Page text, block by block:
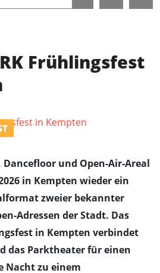
Frühlingsfest
und Open-Air-Areal
in Kempten wieder ein
zweier bekannter
Adressen der Stadt. Das
in Kempten verbindet
das Parktheater für einen
Nacht zu einem